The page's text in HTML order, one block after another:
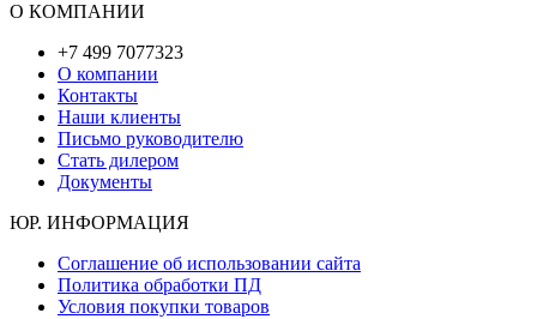
О КОМПАНИИ
+7 499 7077323
О компании
Контакты
Наши клиенты
Письмо руководителю
Стать дилером
Документы
ЮР. ИНФОРМАЦИЯ
Соглашение об использовании сайта
Политика обработки ПД
Условия покупки товаров